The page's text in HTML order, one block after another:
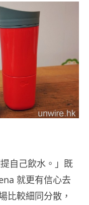
自己飲水。」既
就更有信心去
比較細同分散，